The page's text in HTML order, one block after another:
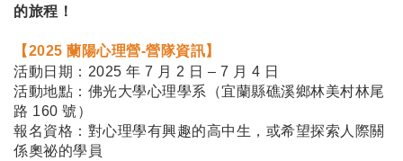
的旅程！
【2025 蘭陽心理營-營隊資訊】
活動日期：2025 年 7 月 2 日 – 7 月 4 日
活動地點：佛光大學心理學系（宜蘭縣礁溪鄉林美村林尾
路 160 號）
報名資格：對心理學有興趣的高中生，或希望探索人際關
係奧祕的學員